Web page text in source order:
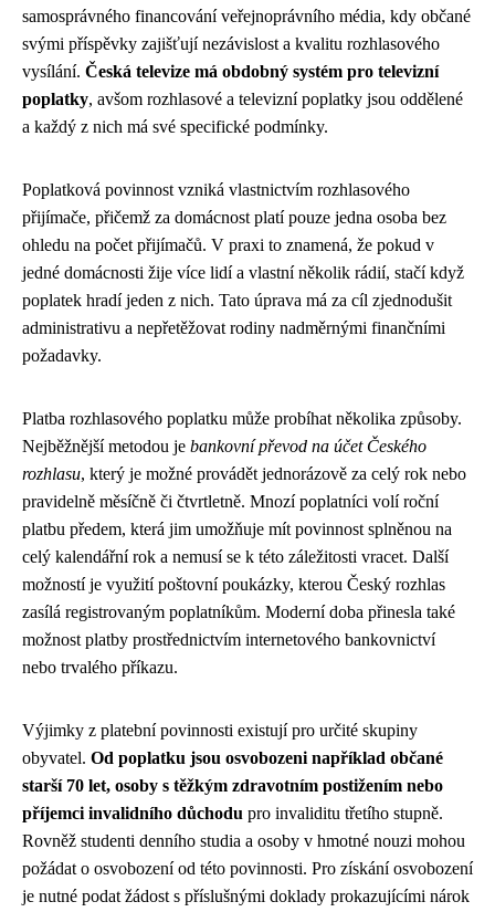
samosprávného financování veřejnoprávního média, kdy občané
svými příspěvky zajišťují nezávislost a kvalitu rozhlasového
vysílání. Česká televize má obdobný systém pro televizní
poplatky, avšom rozhlasové a televizní poplatky jsou oddělené
a každý z nich má své specifické podmínky.
Poplatková povinnost vzniká vlastnictvím rozhlasového
přijímače, přičemž za domácnost platí pouze jedna osoba bez
ohledu na počet přijímačů. V praxi to znamená, že pokud v
jedné domácnosti žije více lidí a vlastní několik rádií, stačí když
poplatek hradí jeden z nich. Tato úprava má za cíl zjednodušit
administrativu a nepřetěžovat rodiny nadměrnými finančními
požadavky.
Platba rozhlasového poplatku může probíhat několika způsoby.
Nejběžnější metodou je bankovní převod na účet Českého
rozhlasu, který je možné provádět jednorázově za celý rok nebo
pravidelně měsíčně či čtvrtletně. Mnozí poplatníci volí roční
platbu předem, která jim umožňuje mít povinnost splněnou na
celý kalendářní rok a nemusí se k této záležitosti vracet. Další
možností je využití poštovní poukázky, kterou Český rozhlas
zasílá registrovaným poplatníkům. Moderní doba přinesla také
možnost platby prostřednictvím internetového bankovnictví
nebo trvalého příkazu.
Výjimky z platební povinnosti existují pro určité skupiny
obyvatel. Od poplatku jsou osvobozeni například občané
starší 70 let, osoby s těžkým zdravotním postižením nebo
příjemci invalidního důchodu pro invaliditu třetího stupně.
Rovněž studenti denního studia a osoby v hmotné nouzi mohou
požádat o osvobození od této povinnosti. Pro získání osvobození
je nutné podat žádost s příslušnými doklady prokazujícími nárok